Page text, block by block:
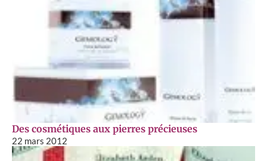
Des cosmétiques aux pierres précieuses
22 mars 2012